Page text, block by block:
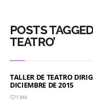
POSTS
TEATRO’
TALLER DE TEATRO
DICIEMBRE DE 2015
1390